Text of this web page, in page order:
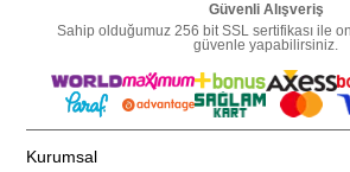
Güvenli Alışveriş
Sahip olduğumuz 256 bit SSL sertifikası ile
güvenle yapabilirsiniz.
Kurumsal